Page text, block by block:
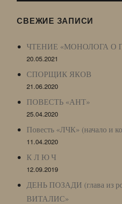
LJ
СВЕЖИЕ ЗАПИСИ
ЧТЕНИЕ «МОНОЛОГА О
20.05.2021
СПОРЩИК ЯКОВ
21.06.2020
ПОВЕСТЬ «АНТ»
25.04.2020
Повесть «ЛЧК» (начало и
11.04.2020
К Л Ю Ч
12.09.2019
ДЕНЬ ПОЗАДИ (глава из
ВИТАЛИС»